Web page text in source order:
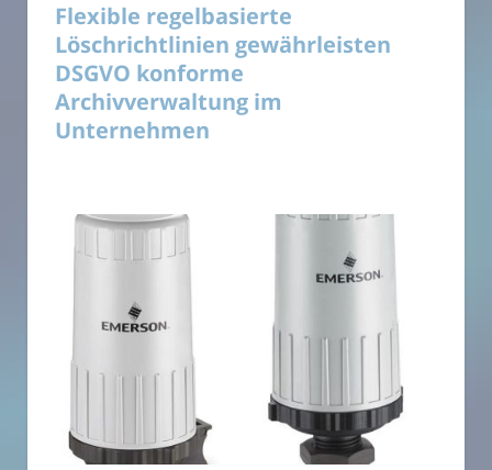
Flexible regelbasierte
Löschrichtlinien gewährleisten
DSGVO konforme
Archivverwaltung im
Unternehmen